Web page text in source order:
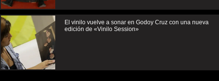
El vinilo vuelve a sonar en Godoy Cruz con una nueva
edición de «Vinilo Session»